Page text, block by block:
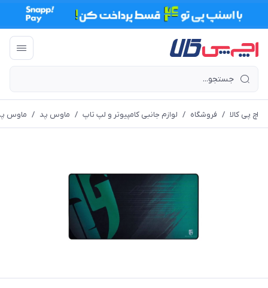
اچ پی کالا / فروشگاه / لوازم جانبی کامپیوتر و لپ تاپ / ماوس پد / ماوس